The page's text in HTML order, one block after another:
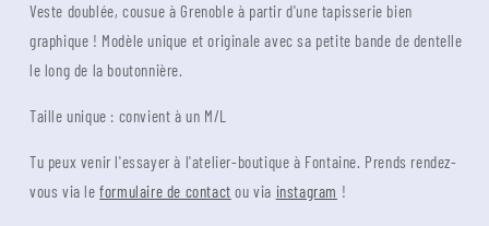
:
tapisserie
et
:
tapisserie
et
Veste doublée, cousue à Grenoble à partir d'une tapisserie bien
graphique ! Modèle unique et originale avec sa petite bande de dentelle
le long de la boutonnière.
Taille unique : convient à un M/L
Tu peux venir l'essayer à l'atelier-boutique à Fontaine. Prends rendez-
vous via leformulaire de contact ou via instagram !